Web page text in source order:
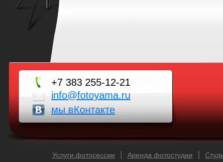
+7 383 255-12-21
info@fotoyama.ru
мы вКонтакте
Услуги фотосессии Аренда фотостудии